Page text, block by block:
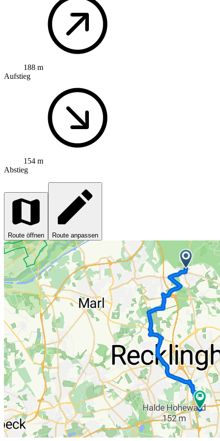
188 m
Aufstieg
154 m
Abstieg
Route öffnen Route anpassen